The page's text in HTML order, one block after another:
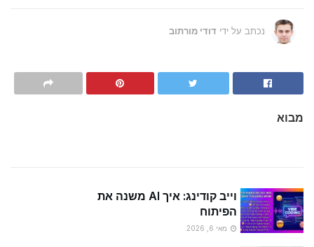
נכתב על ידי דודי מורתוב
מבוא
וייב קודינג: איך AI משנה את
הפיתוח
מאי 6, 2026